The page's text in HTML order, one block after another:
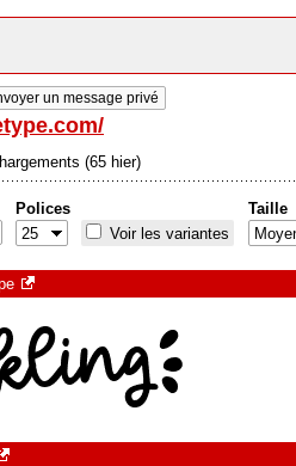
un message privé
(65 hier)
Polices
Voir les variantes
Taille